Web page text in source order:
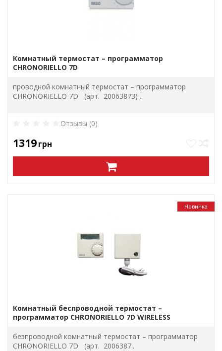
Комнатный термостат – программатор
CHRONORIELLO 7D
проводной комнатный термостат – программатор
CHRONORIELLO 7D (арт. 20063873) ..
Отзывы (0)
1319грн
Новинка
Комнатный беспроводной термостат –
программатор CHRONORIELLO 7D WIRELESS
безпроводной комнатный термостат – программатор
CHRONORIELLO 7D (арт. 2006387..